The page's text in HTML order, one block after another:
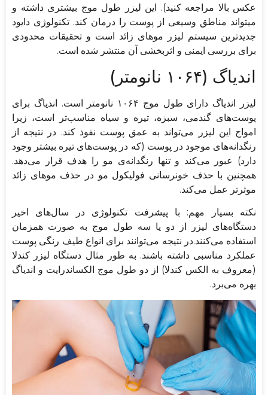
عکس بالا مراجعه کنید). این لیزر طول موج بیشتری داشته و
میتواند مناطق وسیعی از پوست را درمان کند. تکنولوژی دایود
جدیدترین سیستم لیزر موهای زائد است و تحقیقات محدودی
برای بررسی ایمنی و اثربخشی آن منتشر شده است.
اندیاگ (۱۰۶۴ نانومتر)
لیزر اندیاگ دارای طول موج ۱۰۶۴ نانومتر است. اندیاگ برای
پوست‌های گندمی، سبزه، تیره و سیاه مناسب‌تر است، زیرا
امواج این لیزر می‌تواند به عمق پوست نفوذ کند. در نتیجه از
رنگدانه‌های موجود در پوست (که در پوست‌های تیره بیشتر وجود
دارد) عبور می‌کند و تنها رنگدانه‌ی مو را هدف قرار می‌دهد.
همچنین با حذف خونرسانی فولیکول مو در حذف موهای زائد
موثرتر عمل می‌کند.
نکته بسیار مهم: با پیشرفت تکنولوژی در سال‌های اخیر
دستگاه‌های لیزر از دو یا سه طول موج به صورت همزمان
استفاده می‌کنند.در نتیجه می‌توانند برای انواع طیف رنگی پوست
عملکرد مناسبی داشته باشند. به طور مثال دستگاه لیزر کندلا
(معروف به الکس کندلا) از دو طول موج الکساندرایت و اندیاگ
بهره می‌برد.